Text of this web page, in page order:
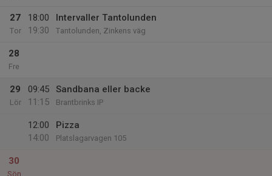
27
Tor
18:00
19:30
Intervaller Tantolunden
Tantolunden, Zinkens väg
28
Fre
29
Lör
09:45
11:15
Sandbana eller backe
Brantbrinks IP
12:00
14:00
Pizza
Platslagarvagen 105
30
Sön